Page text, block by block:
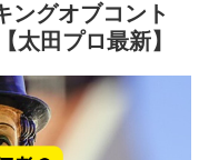
ングオブコント
太田プロ最新】